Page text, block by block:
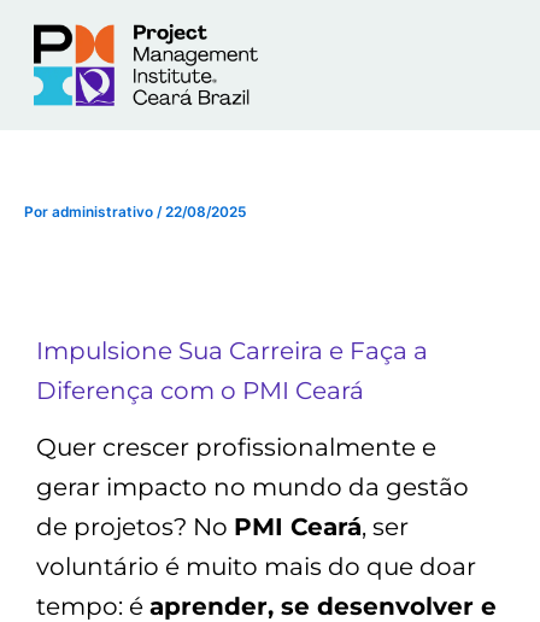
conteúdo
Por administrativo /22/08/2025
Impulsione Sua Carreira e Faça a
Diferença com o PMI Ceará
Quer crescer profissionalmente e
gerar impacto no mundo da gestão
de projetos? No PMI Ceará, ser
voluntário é muito mais do que doar
tempo: é aprender, se desenvolver e